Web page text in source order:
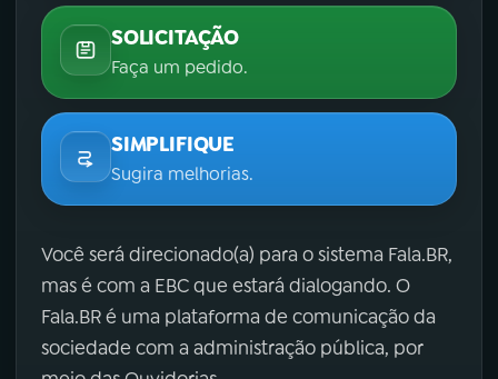
SOLICITAÇÃO
Faça um pedido.
SIMPLIFIQUE
Sugira melhorias.
Você será direcionado(a) para o sistema Fala.BR,
mas é com a EBC que estará dialogando. O
Fala.BR é uma plataforma de comunicação da
sociedade com a administração pública, por